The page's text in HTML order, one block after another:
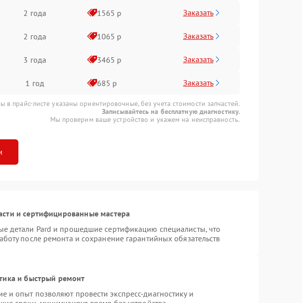
2 года 1565 р Заказать
2 года 1065 р Заказать
3 года 3465 р Заказать
1 год 685 р Заказать
в прайс-листе указаны ориентировочные, без учета стоимости запчастей.
Записывайтесь на бесплатную диагностику.
Мы проверим ваше устройство и укажем на неисправность.
и сертифицированные мастера
детали Pard и прошедшие сертификацию специалисты, что
после ремонта и сохранение гарантийных обязательств
и быстрый ремонт
и опыт позволяют провести экспресс-диагностику и